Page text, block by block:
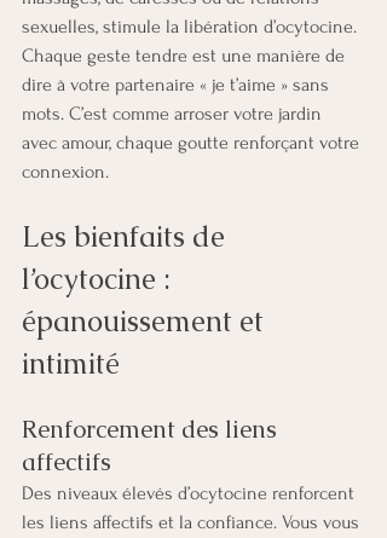
sexuelles, stimule la libération d’ocytocine.
Chaque geste tendre est une manière de
dire à votre partenaire « je t’aime » sans
mots. C’est comme arroser votre jardin
avec amour, chaque goutte renforçant votre
connexion.
Les bienfaits de
l’ocytocine :
épanouissement et
intimité
Renforcement des liens
affectifs
Des niveaux élevés d’ocytocine renforcent
les liens affectifs et la confiance. Vous vous